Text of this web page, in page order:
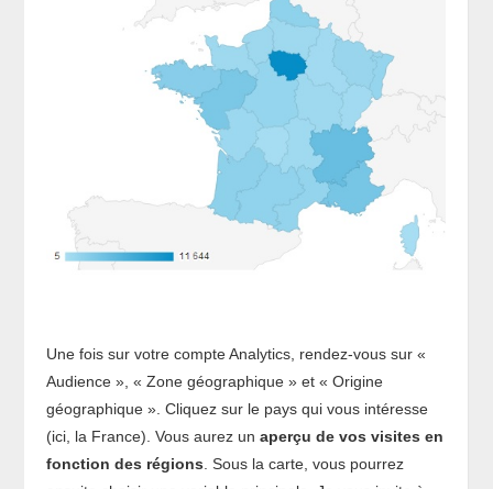
Une fois sur votre compte Analytics, rendez-vous sur «
Audience », « Zone géographique » et « Origine
géographique ». Cliquez sur le pays qui vous intéresse
(ici, la France). Vous aurez un aperçu de vos visites en
fonction des régions . Sous la carte, vous pourrez